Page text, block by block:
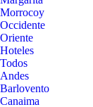
Morrocoy
Occidente
Oriente
Hoteles
Todos
Andes
Barlovento
Canaima